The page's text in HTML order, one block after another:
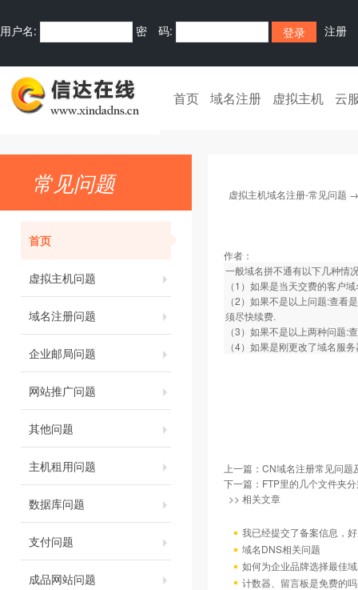
用户名: 密 码: 注册
首页 域名注册 虚拟主机 云
常见问题
首页
虚拟主机问题
域名注册问题
企业邮局问题
网站推广问题
其他问题
主机租用问题
数据库问题
支付问题
成品网站问题
虚拟主机域名注册-常见问题
作者：
一般域名拼不通有以下几种情
（1）如果是当天交费的客户
（2）如果不是以上问题:查看
须尽快续费.
（3）如果不是以上两种问题:
（4）如果是刚更改了域名服
上一篇： CN域名注册常见问题
下一篇： FTP里的几个文件夹
>> 相关文章
我已经提交了备案信息，
域名DNS相关问题
如何为企业品牌选择最佳
计数器、留言板是免费的